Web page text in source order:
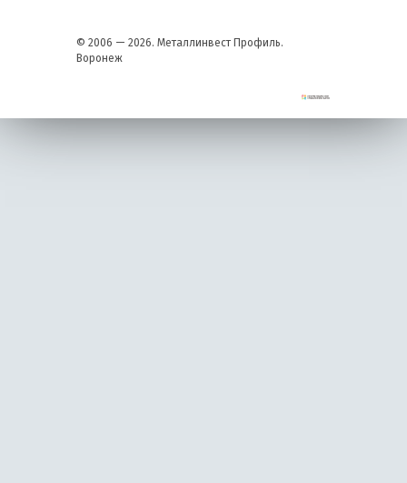
© 2006 — 2026. Металлинвест Профиль.
Воронеж